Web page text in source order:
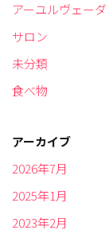
アーユルヴェーダ
サロン
未分類
食べ物
アーカイブ
2026年7月
2025年1月
2023年2月